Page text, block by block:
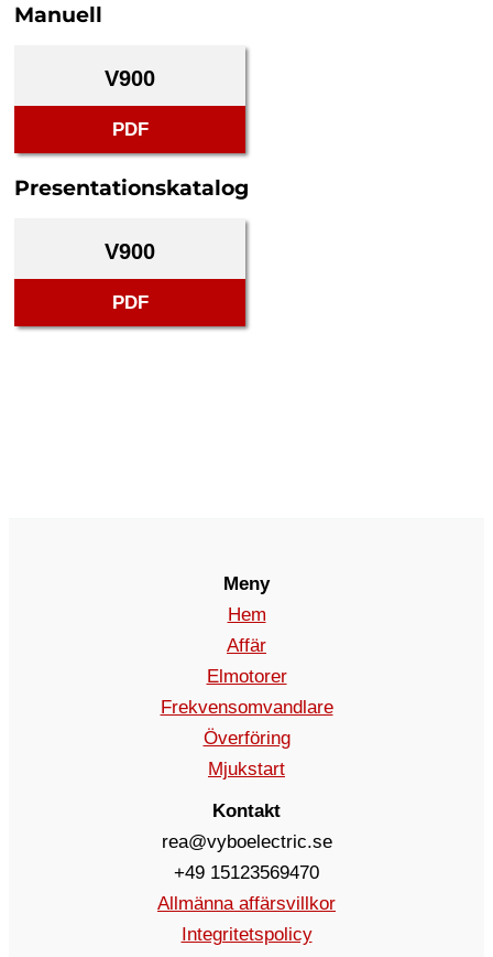
Manuell
V900
PDF
Presentationskatalog
V900
PDF
Meny
Hem
Affär
Elmotorer
Frekvensomvandlare
Överföring
Mjukstart
Kontakt
rea@vyboelectric.se
+49 15123569470
Allmänna affärsvillkor
Integritetspolicy